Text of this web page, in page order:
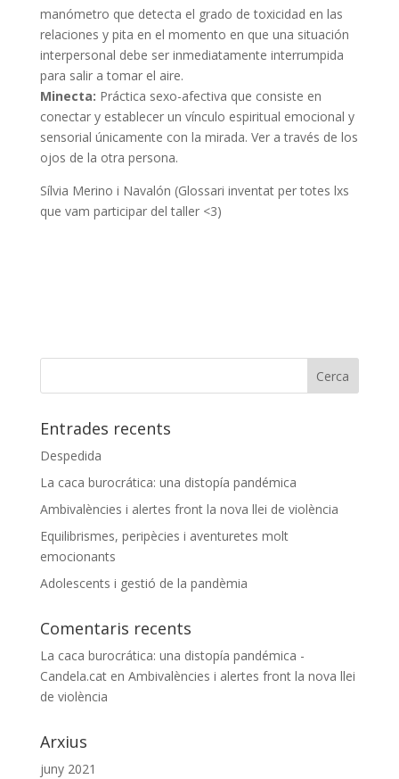
manómetro que detecta el grado de toxicidad en las
relaciones y pita en el momento en que una situación
interpersonal debe ser inmediatamente interrumpida
para salir a tomar el aire.
Minecta: Práctica sexo-afectiva que consiste en
conectar y establecer un vínculo espiritual emocional y
sensorial únicamente con la mirada. Ver a través de los
ojos de la otra persona.
Sílvia Merino i Navalón (Glossari inventat per totes lxs
que vam participar del taller <3)
Entrades recents
Despedida
La caca burocrática: una distopía pandémica
Ambivalències i alertes front la nova llei de violència
Equilibrismes, peripècies i aventuretes molt
emocionants
Adolescents i gestió de la pandèmia
Comentaris recents
La caca burocrática: una distopía pandémica -
Candela.caten Ambivalències i alertes front la nova llei
de violència
Arxius
juny 2021